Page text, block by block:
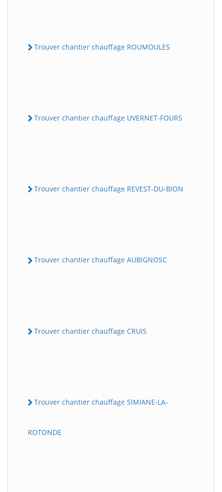
Trouver chantier chauffage ROUMOULES
Trouver chantier chauffage UVERNET-FOURS
Trouver chantier chauffage REVEST-DU-BION
Trouver chantier chauffage AUBIGNOSC
Trouver chantier chauffage CRUIS
Trouver chantier chauffage SIMIANE-LA-
ROTONDE